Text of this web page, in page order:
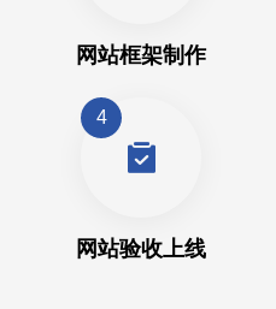
网站框架制作
4
网站验收上线